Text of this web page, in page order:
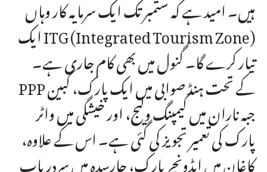
ہیں۔ امید ہے کہ ستمبر تک ایک سرمایہ کار وہاں
ایک ITG (Integrated Tourism Zone)
تیار کرے گا۔ گنول میں بھی کام جاری ہے۔
PPP کے تحت ہنڈ صوابی میں ایک پارک، گبین
جبہ ناران میں کیمپنگ ولیج، اور خیشگی میں واٹر
پارک کی تعمیر تجویز کی گئی ہے۔ اس کے علاوہ،
کاغان میں ایڈونچر پارک، چارسدہ میں سردریاب